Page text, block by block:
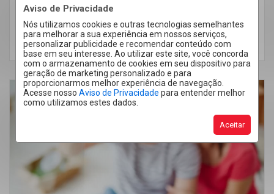
Aviso de Privacidade
Nós utilizamos cookies e outras tecnologias semelhantes
para melhorar a sua experiência em nossos serviços,
personalizar publicidade e recomendar conteúdo com
base em seu interesse. Ao utilizar este site, você concorda
com o armazenamento de cookies em seu dispositivo para
geração de marketing personalizado e para
proporcionarmos melhor experiência de navegação.
Acesse nosso Aviso de Privacidade para entender melhor
como utilizamos estes dados.
Aceitar
LEIA MAIS
28